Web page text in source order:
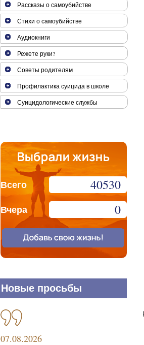
Рассказы о самоубийстве
Стихи о самоубийстве
Аудиокниги
Режете руки?
Советы родителям
Профилактика суицида в школе
Суицидологические службы
Всего 40530
Вчера 0
Новые просьбы
07.08.2026